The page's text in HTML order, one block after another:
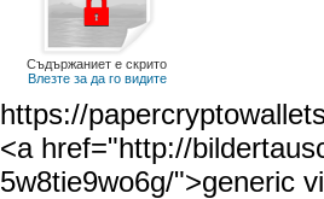
Съдържаниет е скрито
Влезте за да го видите
https://
<a href="http://
5w8tie9wo6g/">generic